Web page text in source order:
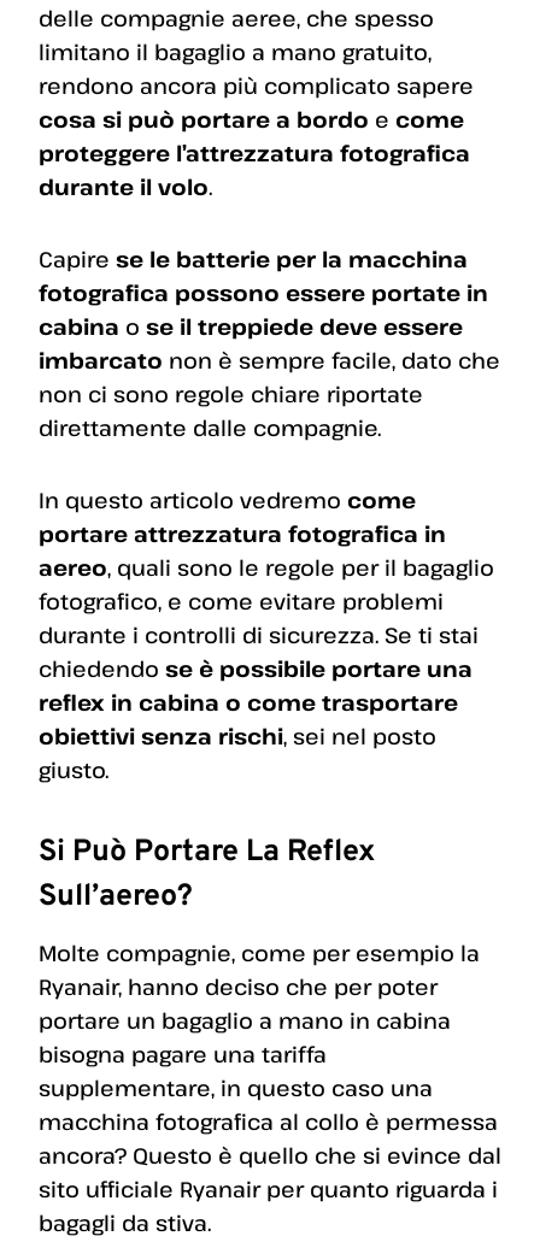
delle compagnie aeree, che spesso
limitano il bagaglio a mano gratuito,
rendono ancora più complicato sapere
cosa si può portare a bordo e come
proteggere l’attrezzatura fotografica
durante il volo.
Capire se le batterie per la macchina
fotografica possono essere portate in
cabina o se il treppiede deve essere
imbarcato non è sempre facile, dato che
non ci sono regole chiare riportate
direttamente dalle compagnie.
In questo articolo vedremo come
portare attrezzatura fotografica in
aereo, quali sono le regole per il bagaglio
fotografico, e come evitare problemi
durante i controlli di sicurezza. Se ti stai
chiedendo se è possibile portare una
reflex in cabina o come trasportare
obiettivi senza rischi, sei nel posto
giusto.
Si Può Portare La Reflex
Sull’aereo?
Molte compagnie, come per esempio la
Ryanair, hanno deciso che per poter
portare un bagaglio a mano in cabina
bisogna pagare una tariffa
supplementare, in questo caso una
macchina fotografica al collo è permessa
ancora? Questo è quello che si evince dal
sito ufficiale Ryanair per quanto riguarda i
bagagli da stiva.